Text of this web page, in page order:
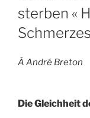
sterben «
À André Breton
Die Gleichheit